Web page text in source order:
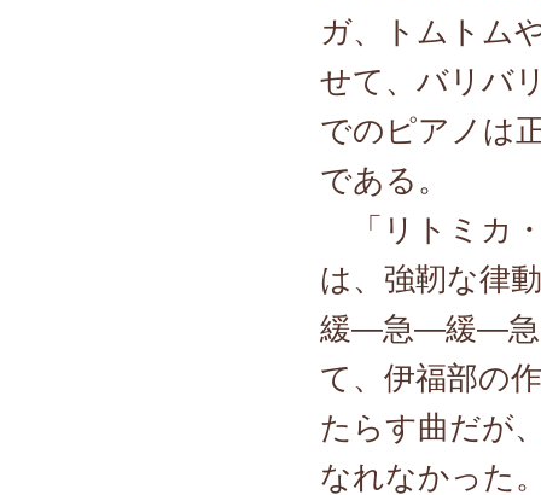
ガ、トムトム
せて、バリバ
でのピアノは
である。
「リトミカ
は、強靭な律
緩―急―緩―急
て、伊福部の
たらす曲だが
なれなかった